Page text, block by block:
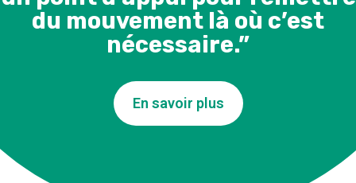
du mouvement là où c’est
nécessaire.”
En savoir plus